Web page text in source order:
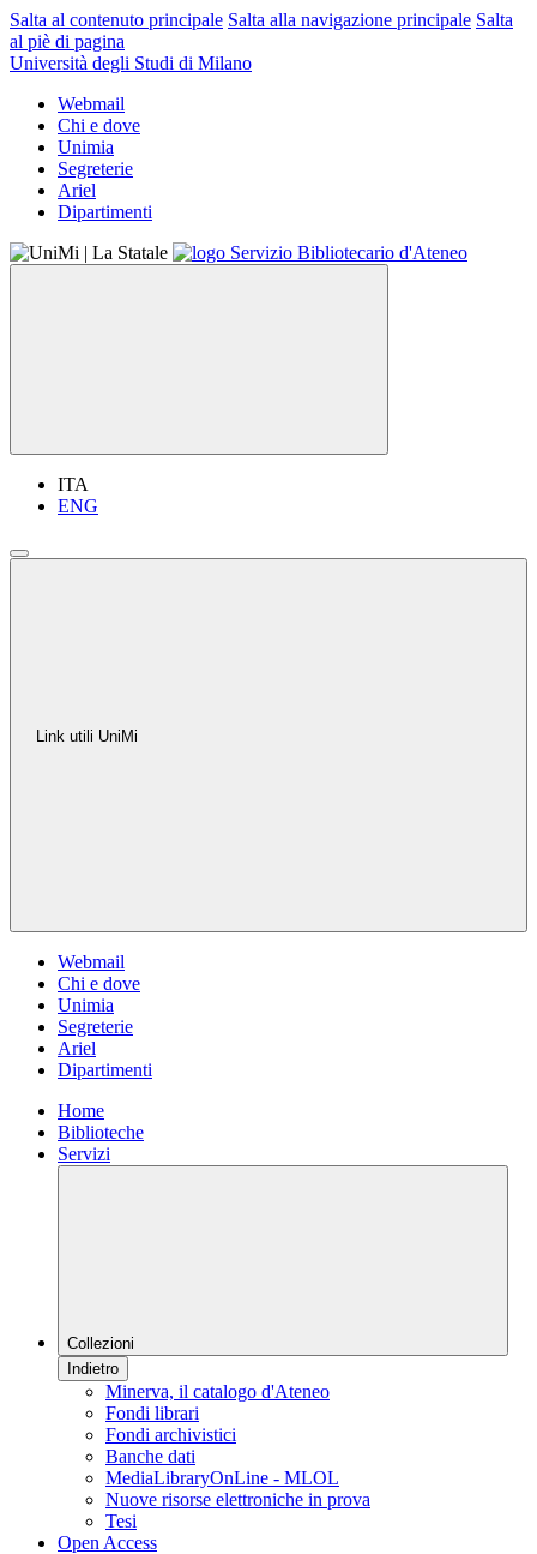
Salta al contenuto principale Salta alla navigazione principale Salta
al piè di pagina
Università degli Studi di Milano
Webmail
Chi e dove
Unimia
Segreterie
Ariel
Dipartimenti
ITA
ENG
Link utili UniMi
Webmail
Chi e dove
Unimia
Segreterie
Ariel
Dipartimenti
Home
Biblioteche
Servizi
Collezioni
Indietro
Minerva, il catalogo d'Ateneo
Fondi librari
Fondi archivistici
Banche dati
MediaLibraryOnLine - MLOL
Nuove risorse elettroniche in prova
Tesi
Open Access